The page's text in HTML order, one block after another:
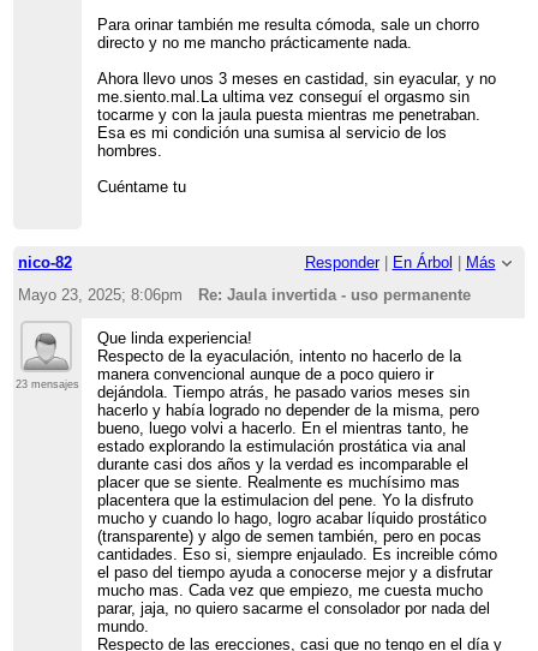
Para orinar también me resulta cómoda, sale un chorro
directo y no me mancho prácticamente nada.
Ahora llevo unos 3 meses en castidad, sin eyacular, y no
me.siento.mal.La ultima vez conseguí el orgasmo sin
tocarme y con la jaula puesta mientras me penetraban.
Esa es mi condición una sumisa al servicio de los
hombres.
Cuéntame tu
nico-82 Responder| En Árbol
Más
Mayo 23, 2025; 8:06pm
Re: Jaula invertida - uso permanente
23 mensajes
Que linda experiencia!
Respecto de la eyaculación, intento no hacerlo de la
manera convencional aunque de a poco quiero ir
dejándola. Tiempo atrás, he pasado varios meses sin
hacerlo y había logrado no depender de la misma, pero
bueno, luego volvi a hacerlo. En el mientras tanto, he
estado explorando la estimulación prostática via anal
durante casi dos años y la verdad es incomparable el
placer que se siente. Realmente es muchísimo mas
placentera que la estimulacion del pene. Yo la disfruto
mucho y cuando lo hago, logro acabar líquido prostático
(transparente) y algo de semen también, pero en pocas
cantidades. Eso si, siempre enjaulado. Es increible cómo
el paso del tiempo ayuda a conocerse mejor y a disfrutar
mucho mas. Cada vez que empiezo, me cuesta mucho
parar, jaja, no quiero sacarme el consolador por nada del
mundo.
Respecto de las erecciones, casi que no tengo en el día y